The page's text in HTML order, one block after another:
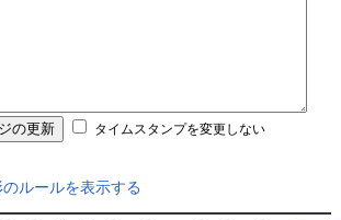
タイムスタンプを変更しない
ルールを表示する